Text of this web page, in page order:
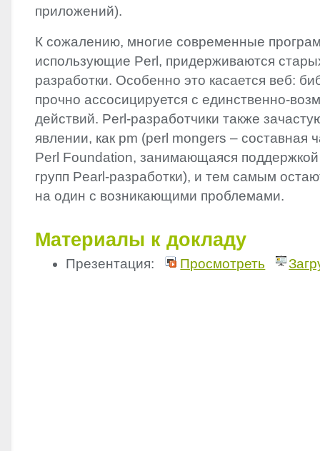
приложений).
К сожалению, многие современные
использующие Perl, придерживаются
разработки. Особенно это касается веб:
прочно ассосицируется с единственно-
действий. Perl-разработчики также
явлении, как pm (perl mongers – составная
Perl Foundation, занимающаяся поддержкой
групп Pearl-разработки), и тем самым
на один с возникающими проблемами.
Материалы к докладу
Презентация: Просмотреть